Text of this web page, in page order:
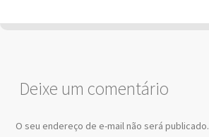
Deixe um comentário
O seu endereço de e-mail não será publicado.